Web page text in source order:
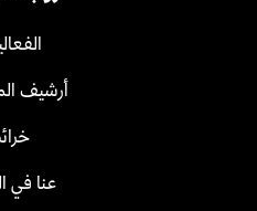
أرشيف
عنا في